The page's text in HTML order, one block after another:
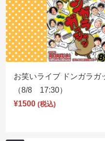
お笑いライブ ドンガラガ
（8/8 17:30）
¥1500 (税込)